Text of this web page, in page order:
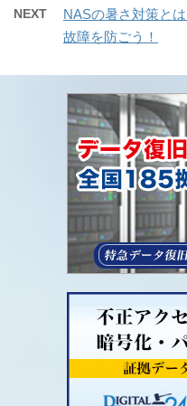
NEXT
NASの暑さ対策と
故障を防ごう！